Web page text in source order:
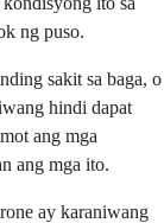
ng puso.
sakit sa baga, o
hindi dapat
ang mga
ang mga ito.
ay karaniwang